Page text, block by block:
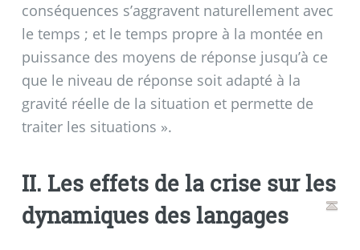
conséquences s’aggravent naturellement avec
le temps ; et le temps propre à la montée en
puissance des moyens de réponse jusqu’à ce
que le niveau de réponse soit adapté à la
gravité réelle de la situation et permette de
traiter les situations ».
II. Les effets de la crise sur les
dynamiques des langages